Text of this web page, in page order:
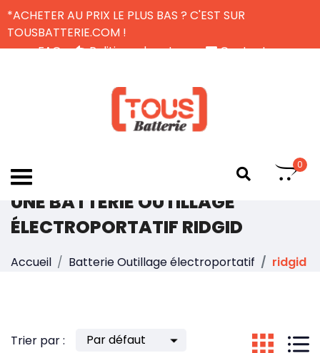
*ACHETER AU PRIX LE PLUS BAS ? C'EST SUR
TOUSBATTERIE.COM !
FAQ
Politique de retour
Contactez-nous
0
UNE BATTERIE OUTILLAGE
ÉLECTROPORTATIF RIDGID
Accueil Batterie Outillage électroportatif ridgid
Trier par :